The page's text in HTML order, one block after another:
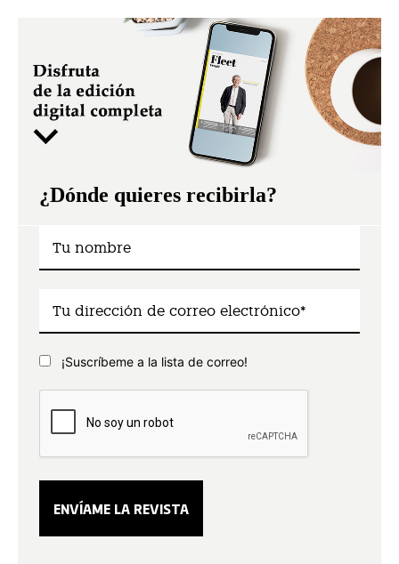
¿Dónde quieres recibirla?
¡Suscríbeme a la lista de correo!